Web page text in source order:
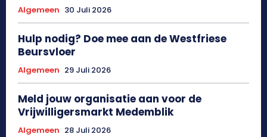
Algemeen 30 Juli 2026
Hulp nodig? Doe mee aan de Westfriese
Beursvloer
Algemeen 29 Juli 2026
Meld jouw organisatie aan voor de
Vrijwilligersmarkt Medemblik
Algemeen 28 Juli 2026